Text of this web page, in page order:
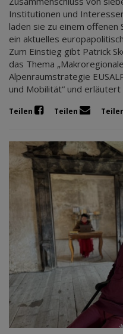
Institutionen und
laden sie zu einem offenen
ein aktuelles
Zum Einstieg gibt Patrick
das Thema
Alpenraumstrategie
und Mobilität“ und
Teilen Teilen